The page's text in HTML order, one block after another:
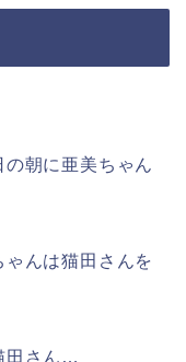
朝に亜美ちゃん
んは猫田さんを
田さん…